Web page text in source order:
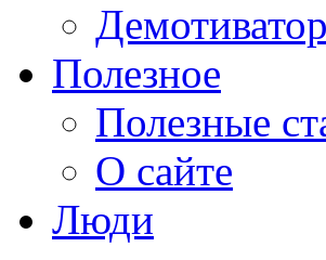
Полезное
Полезные
О сайте
Люди